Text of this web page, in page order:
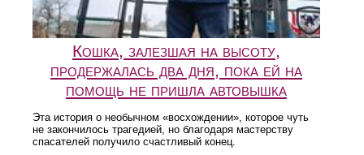
Кошка, залезшая на высоту,
продержалась два дня, пока ей на
помощь не пришла автовышка
Эта история о необычном «восхождении», которое чуть
не закончилось трагедией, но благодаря мастерству
спасателей получило счастливый конец.